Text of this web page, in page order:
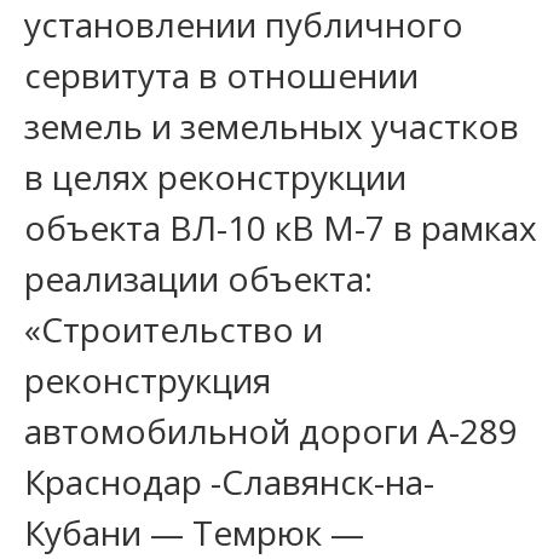
установлении публичного
сервитута в отношении
земель и земельных участков
в целях реконструкции
объекта ВЛ-10 кВ М-7 в рамках
реализации объекта:
«Строительство и
реконструкция
автомобильной дороги А-289
Краснодар -Славянск-на-
Кубани — Темрюк —